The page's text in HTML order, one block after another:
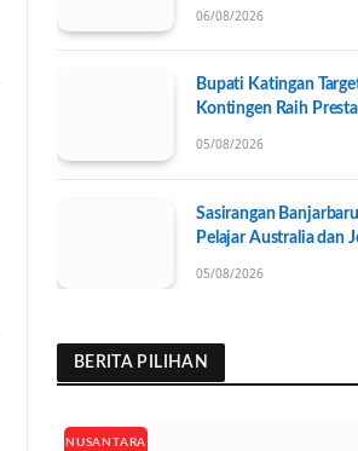
06/08/2026
Bupati Katingan
Kontingen Raih
05/08/2026
Sasirangan
Pelajar Australia dan
05/08/2026
BERITA PILIHAN
NUSANTARA